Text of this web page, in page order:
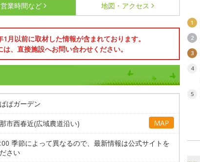
営業時間など 地図・アクセス
月以前に取材した情報が含まれております。
、直接施設へお問い合わせください。
ぱガーデン
市西春近(広域農道沿い) MAP
季節によって異なるので、最新情報は公式サイトを
さい
1
2
3
4
5